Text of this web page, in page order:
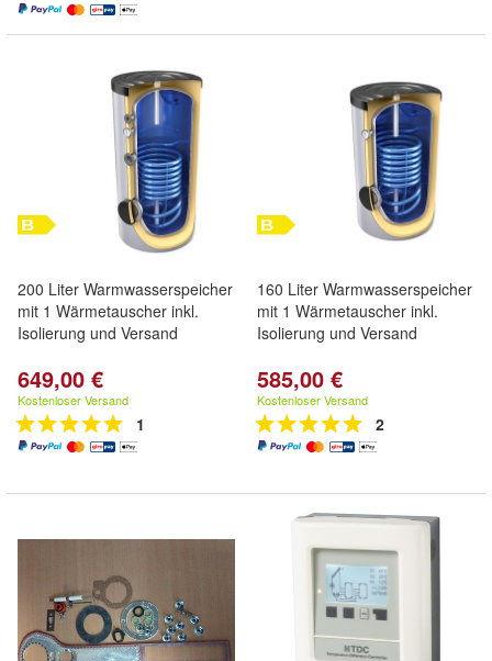
200 Liter Warmwasserspeicher
mit 1 Wärmetauscher inkl.
Isolierung und Versand
649,00 €
Kostenloser Versand
1
160 Liter Warmwasserspeicher
mit 1 Wärmetauscher inkl.
Isolierung und Versand
585,00 €
Kostenloser Versand
2